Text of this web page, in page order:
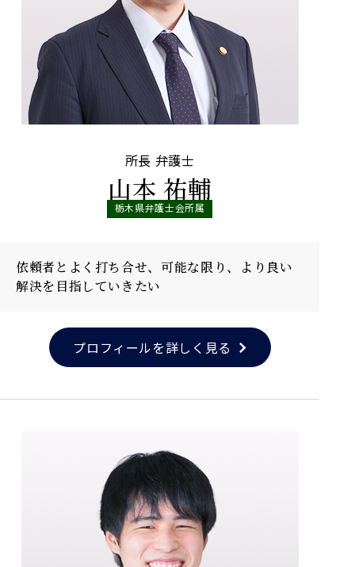
所長 弁護士
山本 祐輔
栃木県弁護士会所属
依頼者とよく打ち合せ、可能な限り、より良い
解決を目指していきたい
プロフィールを詳しく見る